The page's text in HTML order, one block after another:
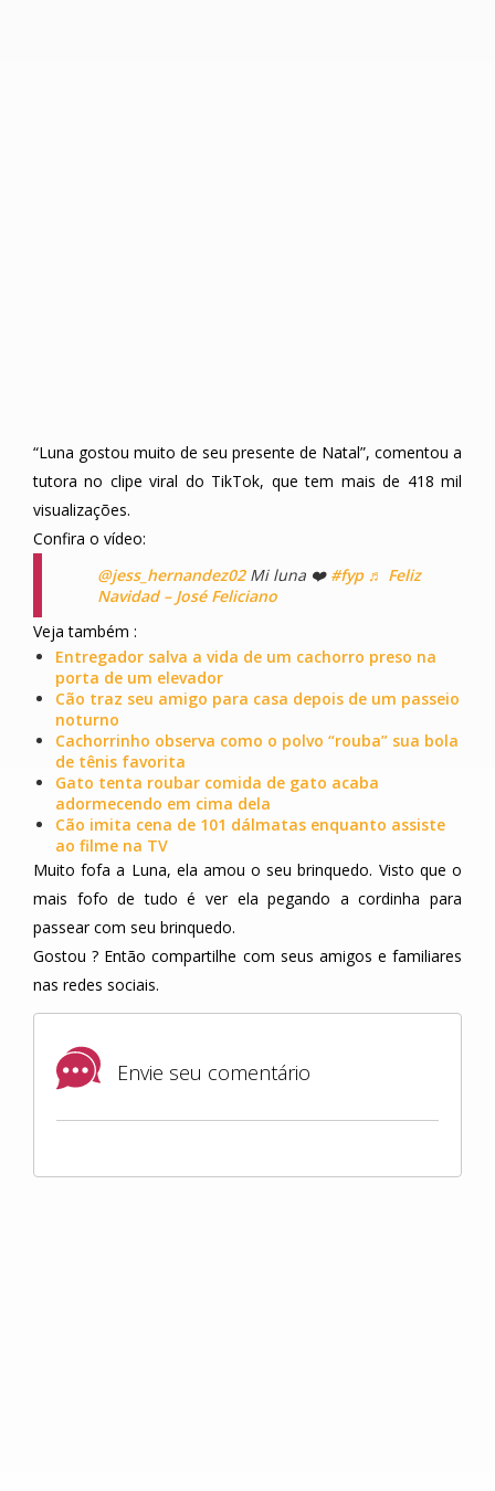
“Luna gostou muito de seu presente de Natal”, comentou a
tutora no clipe viral do TikTok, que tem mais de 418 mil
visualizações.
Confira o vídeo:
@jess_hernandez02Mi luna ❤️ #fyp ♬ Feliz
Navidad – José Feliciano
Veja também :
Entregador salva a vida de um cachorro preso na
porta de um elevador
Cão traz seu amigo para casa depois de um passeio
noturno
Cachorrinho observa como o polvo “rouba” sua bola
de tênis favorita
Gato tenta roubar comida de gato acaba
adormecendo em cima dela
Cão imita cena de 101 dálmatas enquanto assiste
ao filme na TV
Muito fofa a Luna, ela amou o seu brinquedo. Visto que o
mais fofo de tudo é ver ela pegando a cordinha para
passear com seu brinquedo.
Gostou ? Então compartilhe com seus amigos e familiares
nas redes sociais.
Envie seu comentário